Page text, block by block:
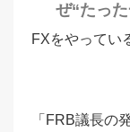
ぜ“たっ
FXをやってい
「FRB議長の